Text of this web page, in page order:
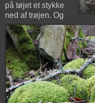
på tøjet et stykke
ned af trøjen. Og